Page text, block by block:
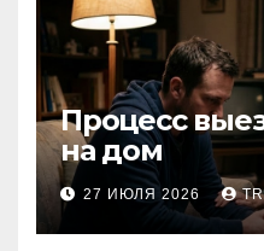
Процесс
на дом
27 ИЮЛЯ 2026